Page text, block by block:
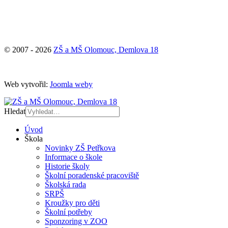
© 2007 - 2026 ZŠ a MŠ Olomouc, Demlova 18
Web vytvořil: Joomla weby
Hledat
Úvod
Škola
Novinky ZŠ Petřkova
Informace o škole
Historie školy
Školní poradenské pracoviště
Školská rada
SRPŠ
Kroužky pro děti
Školní potřeby
Sponzoring v ZOO